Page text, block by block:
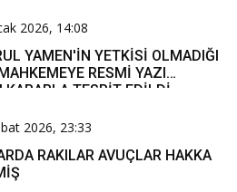
2026, 14:08
YAMEN'İN YETKİSİ OLMADIĞI
RESMİ YAZI
KARARLA TESPİT EDİLDİ
2026, 23:33
RAKILAR AVUÇLAR HAKKA